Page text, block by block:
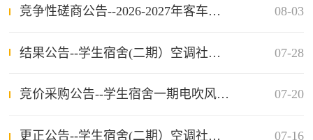
竞争性磋商公告--2026-2027年客车租赁服务项目 08-03
结果公告--学生宿舍(二期）空调社会化服务项目 07-28
竞价采购公告--学生宿舍一期电吹风采购项目 07-20
更正公告--学生宿舍(二期）空调社会化服务项目 07-16